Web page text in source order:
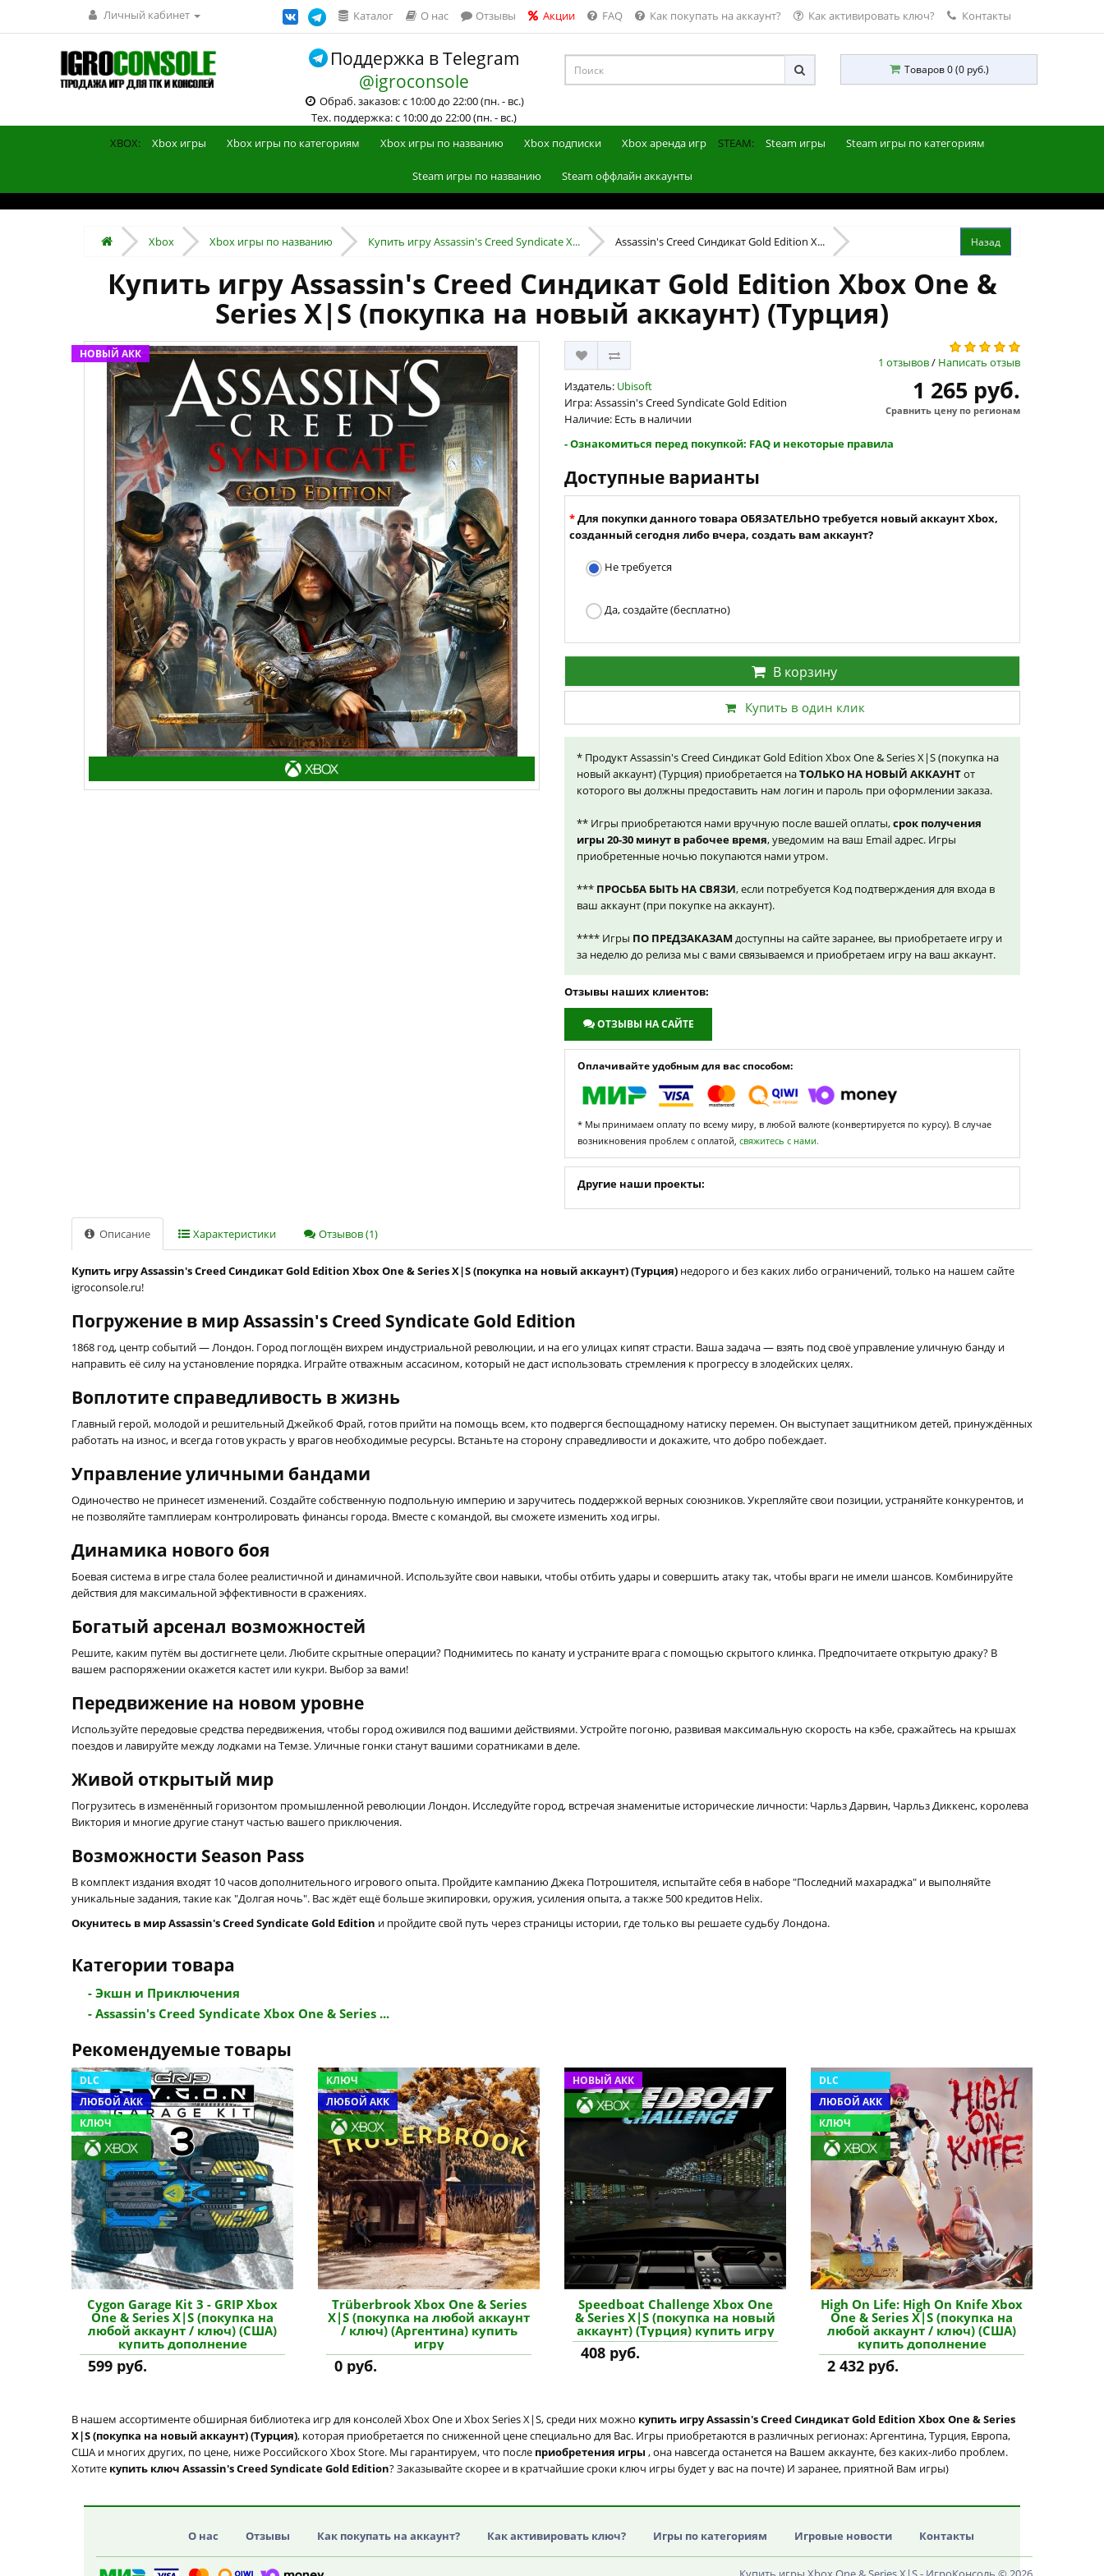
Личный кабинет Каталог О нас Отзывы Акции FAQ Как покупать на аккаунт? Как активировать ключ? Контакты
Поддержка в Telegram
@igroconsole
Обраб. заказов: с 10:00 до 22:00 (пн. - вс.)
Тех. поддержка: с 10:00 до 22:00 (пн. - вс.)
Товаров 0 (0 руб.)
XBOX: Xbox игры Xbox игры по категориям Xbox игры по названию Xbox подписки Xbox аренда игр STEAM: Steam игры Steam игры по категориям
Steam игры по названию Steam оффлайн аккаунты
Xbox Xbox игры по названию Купить игру Assassin's Creed Syndicate X... Assassin's Creed Синдикат Gold Edition X...
Купить игру Assassin's Creed Синдикат Gold Edition Xbox One &
Series X|S (покупка на новый аккаунт) (Турция)
НОВЫЙ АКК
1 отзывов/ Написать отзыв
Издатель: Ubisoft
Игра: Assassin's Creed Syndicate Gold Edition
Наличие: Есть в наличии
1 265 руб.
Сравнить цену по регионам
- Ознакомиться перед покупкой: FAQ и некоторые правила
Доступные варианты
Для покупки данного товара ОБЯЗАТЕЛЬНО требуется новый аккаунт Xbox,
созданный сегодня либо вчера, создать вам аккаунт?
Не требуется
Да, создайте (бесплатно)
В корзину
Купить в один клик
* Продукт Assassin's Creed Синдикат Gold Edition Xbox One & Series X|S (покупка на
новый аккаунт) (Турция) приобретается наТОЛЬКО НА НОВЫЙ АККАУНТот
которого вы должны предоставить нам логин и пароль при оформлении заказа.
** Игры приобретаются нами вручную после вашей оплаты,срок получения
игры 20-30 минут в рабочее время, уведомим на ваш Email адрес. Игры
приобретенные ночью покупаются нами утром.
*** ПРОСЬБА БЫТЬ НА СВЯЗИ, если потребуется Код подтверждения для входа в
ваш аккаунт (при покупке на аккаунт).
**** Игры ПО ПРЕДЗАКАЗАМ доступны на сайте заранее, вы приобретаете игру и
за неделю до релиза мы с вами связываемся и приобретаем игру на ваш аккаунт.
Отзывы наших клиентов:
ОТЗЫВЫ НА САЙТЕ
Оплачивайте удобным для вас способом:
* Мы принимаем оплату по всему миру, в любой валюте (конвертируется по курсу). В случае
возникновения проблем с оплатой, свяжитесь с нами.
Другие наши проекты:
Описание Характеристики Отзывов (1)
Купить игру Assassin's Creed Синдикат Gold Edition Xbox One & Series X|S (покупка на новый аккаунт) (Турция) недорого и без каких либо ограничений, только на нашем сайте
igroconsole.ru!
Погружение в мир Assassin's Creed Syndicate Gold Edition
1868 год, центр событий — Лондон. Город поглощён вихрем индустриальной революции, и на его улицах кипят страсти. Ваша задача — взять под своё управление уличную банду и
направить её силу на установление порядка. Играйте отважным ассасином, который не даст использовать стремления к прогрессу в злодейских целях.
Воплотите справедливость в жизнь
Главный герой, молодой и решительный Джейкоб Фрай, готов прийти на помощь всем, кто подвергся беспощадному натиску перемен. Он выступает защитником детей, принуждённых
работать на износ, и всегда готов украсть у врагов необходимые ресурсы. Встаньте на сторону справедливости и докажите, что добро побеждает.
Управление уличными бандами
Одиночество не принесет изменений. Создайте собственную подпольную империю и заручитесь поддержкой верных союзников. Укрепляйте свои позиции, устраняйте конкурентов, и
не позволяйте тамплиерам контролировать финансы города. Вместе с командой, вы сможете изменить ход игры.
Динамика нового боя
Боевая система в игре стала более реалистичной и динамичной. Используйте свои навыки, чтобы отбить удары и совершить атаку так, чтобы враги не имели шансов. Комбинируйте
действия для максимальной эффективности в сражениях.
Богатый арсенал возможностей
Решите, каким путём вы достигнете цели. Любите скрытные операции? Поднимитесь по канату и устраните врага с помощью скрытого клинка. Предпочитаете открытую драку? В
вашем распоряжении окажется кастет или кукри. Выбор за вами!
Передвижение на новом уровне
Используйте передовые средства передвижения, чтобы город оживился под вашими действиями. Устройте погоню, развивая максимальную скорость на кэбе, сражайтесь на крышах
поездов и лавируйте между лодками на Темзе. Уличные гонки станут вашими соратниками в деле.
Живой открытый мир
Погрузитесь в изменённый горизонтом промышленной революции Лондон. Исследуйте город, встречая знаменитые исторические личности: Чарльз Дарвин, Чарльз Диккенс, королева
Виктория и многие другие станут частью вашего приключения.
Возможности Season Pass
В комплект издания входят 10 часов дополнительного игрового опыта. Пройдите кампанию Джека Потрошителя, испытайте себя в наборе "Последний махараджа" и выполняйте
уникальные задания, такие как "Долгая ночь". Вас ждёт ещё больше экипировки, оружия, усиления опыта, а также 500 кредитов Helix.
Окунитесь в мир Assassin's Creed Syndicate Gold Edition и пройдите свой путь через страницы истории, где только вы решаете судьбу Лондона.
Категории товара
- Экшн и Приключения
- Assassin's Creed Syndicate Xbox One & Series ...
Рекомендуемые товары
DLC
ЛЮБОЙ АКК
КЛЮЧ
Cygon Garage Kit 3 - GRIP Xbox
One & Series X|S (покупка на
любой аккаунт / ключ) (США)
купить дополнение
599 руб.
КЛЮЧ
ЛЮБОЙ АКК
Trüberbrook Xbox One & Series
X|S (покупка на любой аккаунт
/ ключ) (Аргентина) купить
игру
0 руб.
НОВЫЙ АКК
Speedboat Challenge Xbox One
& Series X|S (покупка на новый
аккаунт) (Турция) купить игру
408 руб.
DLC
ЛЮБОЙ АКК
КЛЮЧ
High On Life: High On Knife Xbox
One & Series X|S (покупка на
любой аккаунт / ключ) (США)
купить дополнение
2 432 руб.
В нашем ассортименте обширная библиотека игр для консолей Xbox One и Xbox Series X|S, среди них можно купить игру Assassin's Creed Синдикат Gold Edition Xbox One & Series
X|S (покупка на новый аккаунт) (Турция), которая приобретается по сниженной цене специально для Вас. Игры приобретаются в различных регионах: Аргентина, Турция, Европа,
США и многих других, по цене, ниже Российского Xbox Store. Мы гарантируем, что после приобретения игры , она навсегда останется на Вашем аккаунте, без каких-либо проблем.
Хотите купить ключ Assassin's Creed Syndicate Gold Edition? Заказывайте скорее и в кратчайшие сроки ключ игры будет у вас на почте) И заранее, приятной Вам игры)
О нас Отзывы Как покупать на аккаунт? Как активировать ключ? Игры по категориям Игровые новости Контакты